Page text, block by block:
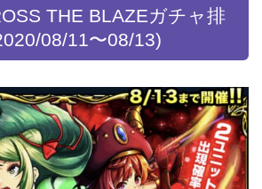
THE BLAZEガチャ排
08/11〜08/13)